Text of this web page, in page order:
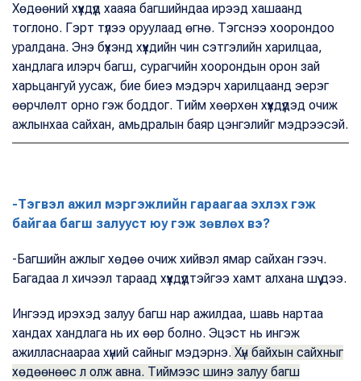
Хөдөөний хүүхдүүд хааяа багшийндаа ирээд хашаанд
тоглоно. Гэрт түлээ оруулаад өгнө. Тэгснээ хоорондоо
уралдана. Энэ бүхэнд хүүхдийн чин сэтгэлийн харилцаа,
хандлага илэрч багш, сурагчийн хоорондын орон зай
харьцангуй уусаж, бие биеэ мэдэрч харилцаанд эерэг
өөрчлөлт орно гэж боддог. Тийм хөөрхөн хүүхдүүдэд очиж
ажлынхаа сайхан, амьдралын баяр цэнгэлийг мэдрээсэй.
-Тэгвэл ажил мэргэжлийн гараагаа эхлэх гэж
байгаа багш залууст юу гэж зөвлөх вэ?
-Багшийн ажлыг хөдөө очиж хийвэл ямар сайхан гээч.
Багадаа л хичээл тараад хүүхдүүдтэйгээ хамт алхана шүү дээ.
Ингээд ирэхэд залуу багш нар ажилдаа, шавь нартаа
хандах хандлага нь их өөр болно. Эцэст нь ингэж
ажилласнаараа хүний сайныг мэдэрнэ. Хүн байхын сайхныг
хөдөөнөөс л олж авна. Тиймээс шинэ залуу багш